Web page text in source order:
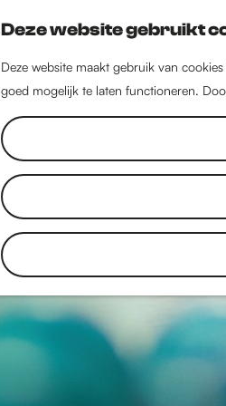
Deze website gebruikt
Deze website maakt gebruik van
goed mogelijk te laten functioneren.